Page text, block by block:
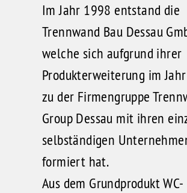
Im Jahr 1998 entstand die
Trennwand Bau Dessau
welche sich aufgrund ihrer
Produkterweiterung im
zu der Firmengruppe
Group Dessau mit ihren
selbständigen
formiert hat.
Aus dem Grundprodukt WC-